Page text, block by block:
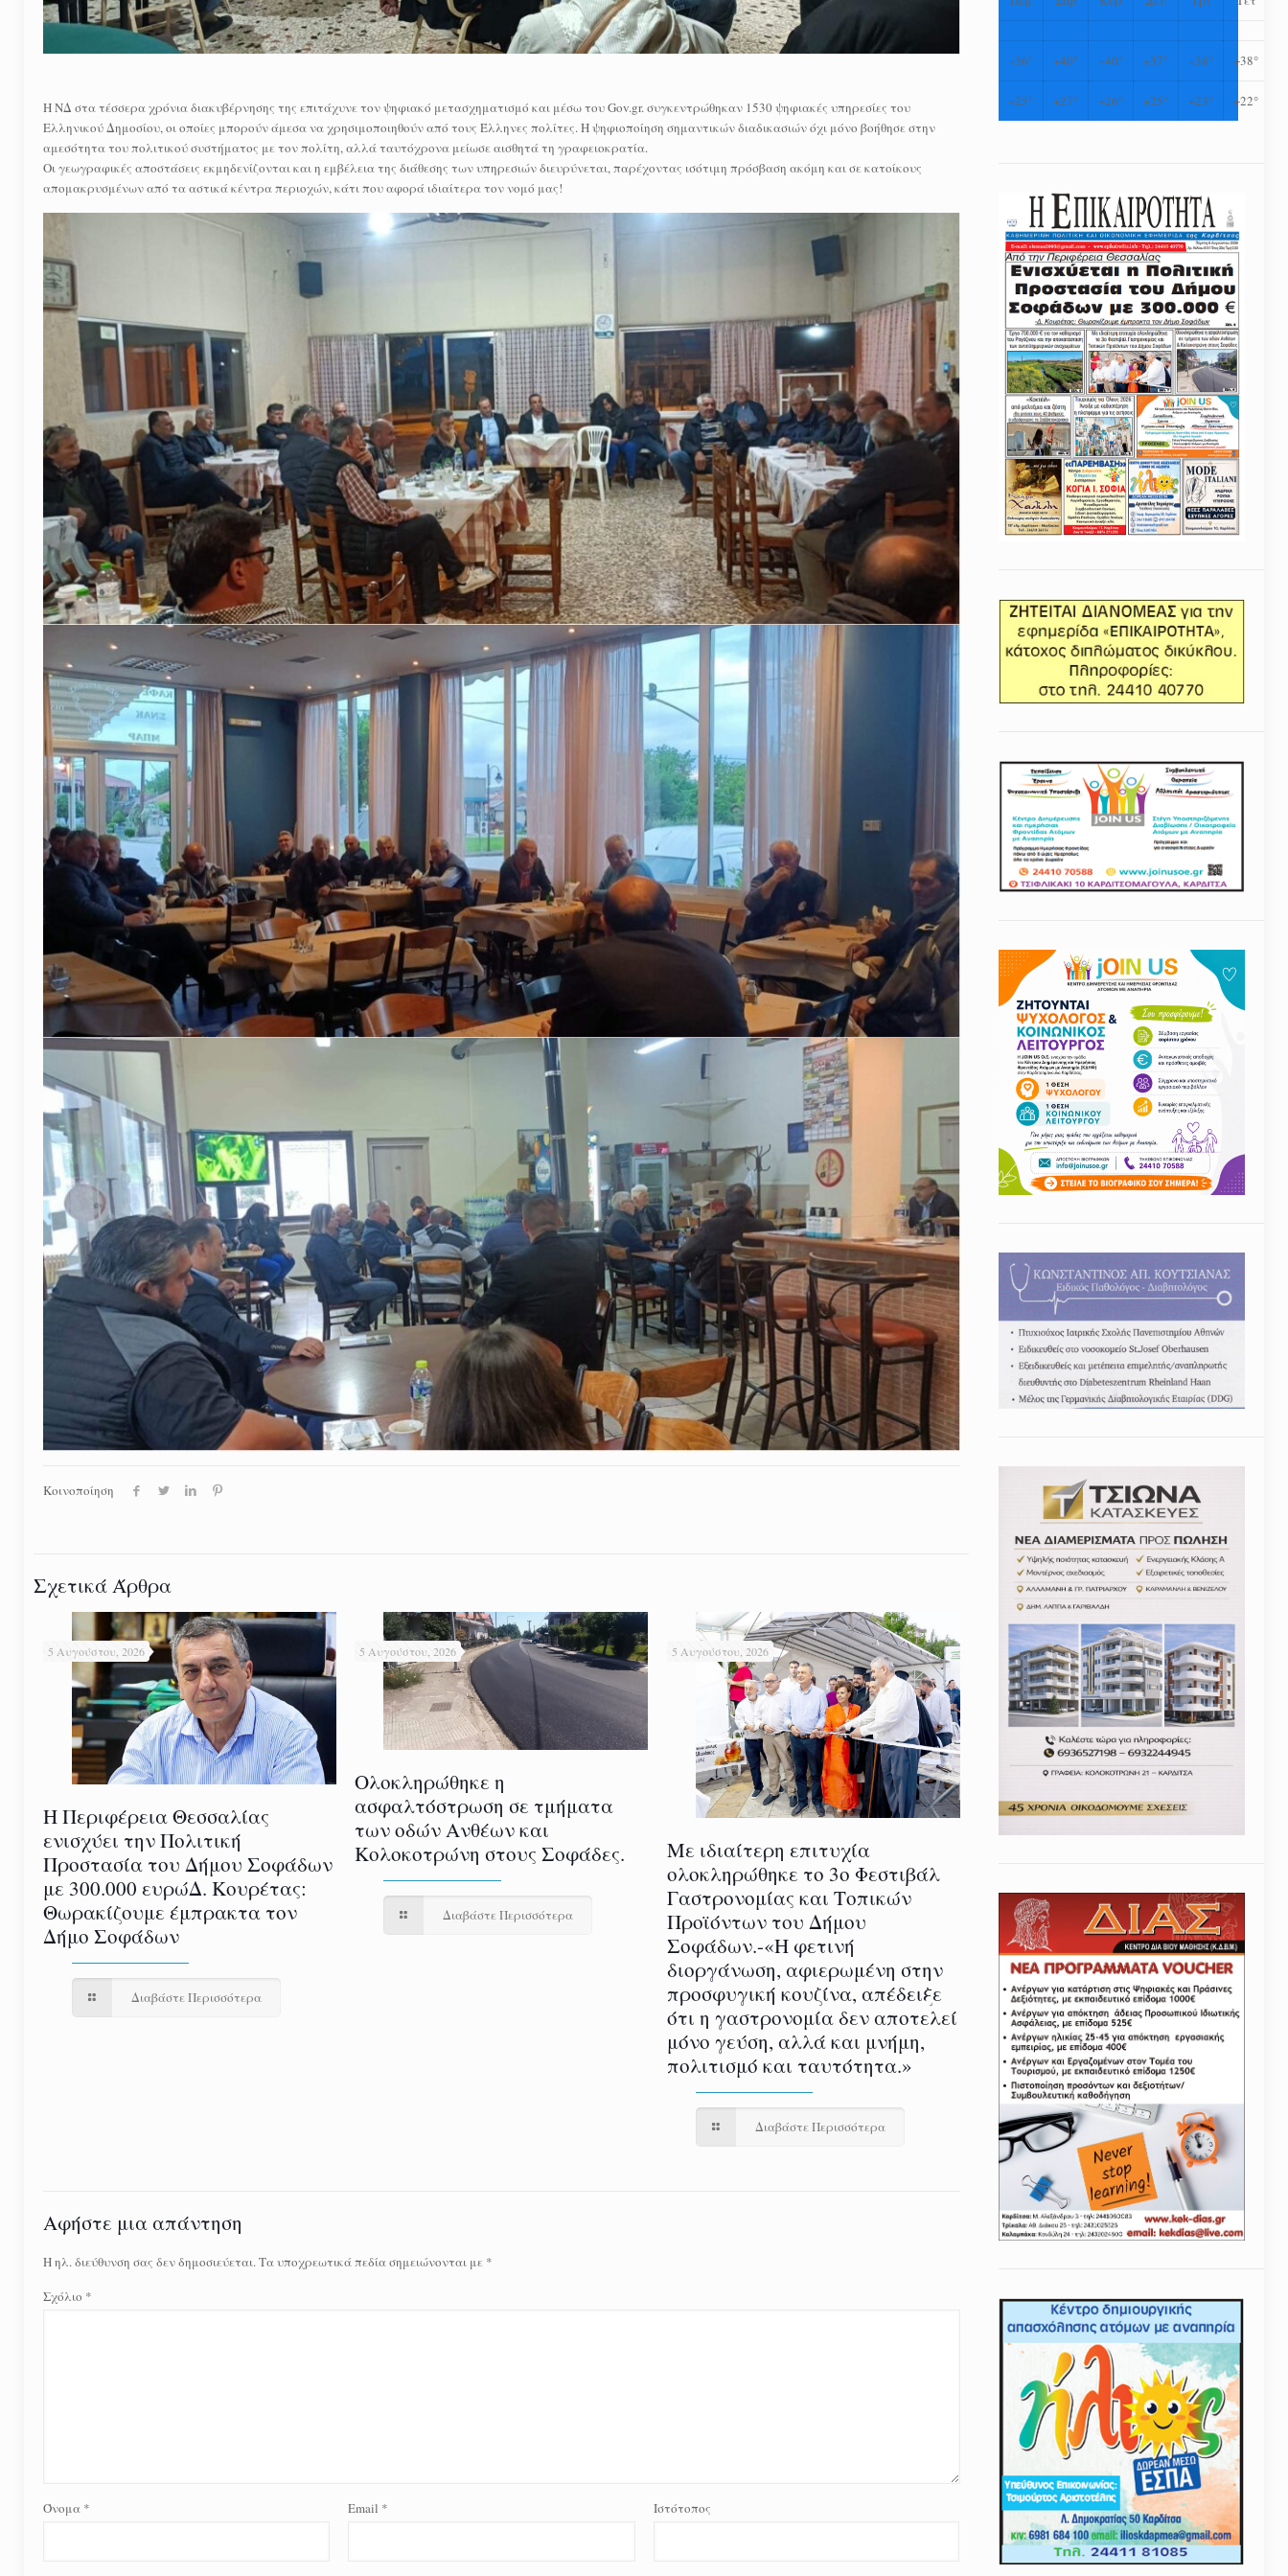
Η ΝΔ στα τέσσερα χρόνια διακυβέρνησης της επιτάχυνε τον ψηφιακό μετασχηματισμό και μέσω του Gov.gr. συγκεντρώθηκαν 1530 ψηφιακές υπηρεσίες του
Ελληνικού Δημοσίου, οι οποίες μπορούν άμεσα να χρησιμοποιηθούν από τους Έλληνες πολίτες. Η ψηφιοποίηση σημαντικών διαδικασιών όχι μόνο βοήθησε στην
αμεσότητα του πολιτικού συστήματος με τον πολίτη, αλλά ταυτόχρονα μείωσε αισθητά τη γραφειοκρατία.
Οι γεωγραφικές αποστάσεις εκμηδενίζονται και η εμβέλεια της διάθεσης των υπηρεσιών διευρύνεται, παρέχοντας ισότιμη πρόσβαση ακόμη και σε κατοίκους
απομακρυσμένων από τα αστικά κέντρα περιοχών, κάτι που αφορά ιδιαίτερα τον νομό μας!
Κοινοποίηση
Σχετικά Άρθρα
5 Αυγούστου, 2026
Η Περιφέρεια Θεσσαλίας
ενισχύει την Πολιτική
Προστασία του Δήμου Σοφάδων
με 300.000 ευρώΔ. Κουρέτας:
Θωρακίζουμε έμπρακτα τον
Δήμο Σοφάδων
Διαβάστε Περισσότερα
5 Αυγούστου, 2026
Ολοκληρώθηκε η
ασφαλτόστρωση σε τμήματα
των οδών Ανθέων και
Κολοκοτρώνη στους Σοφάδες.
Διαβάστε Περισσότερα
5 Αυγούστου, 2026
Με ιδιαίτερη επιτυχία
ολοκληρώθηκε το 3ο Φεστιβάλ
Γαστρονομίας και Τοπικών
Προϊόντων του Δήμου
Σοφάδων.-«Η φετινή
διοργάνωση, αφιερωμένη στην
προσφυγική κουζίνα, απέδειξε
ότι η γαστρονομία δεν αποτελεί
μόνο γεύση, αλλά και μνήμη,
πολιτισμό και ταυτότητα.»
Διαβάστε Περισσότερα
Αφήστε μια απάντηση
Η ηλ. διεύθυνση σας δεν δημοσιεύεται.Τα υποχρεωτικά πεδία σημειώνονται με *
Σχόλιο *
Όνομα * Email * Ιστότοπος
+36° +40° +40° +37° +38° +38°
+25° +27° +26° +25° +23° +22°